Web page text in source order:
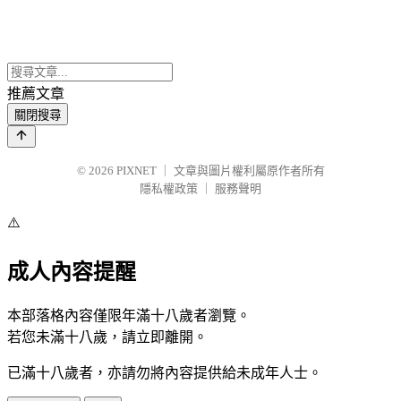
推薦文章
關閉搜尋
© 2026 PIXNET
文章與圖片權利屬原作者所有
隱私權政策
服務聲明
⚠️
成人內容提醒
本部落格內容僅限年滿十八歲者瀏覽。
若您未滿十八歲，請立即離開。
已滿十八歲者，亦請勿將內容提供給未成年人士。